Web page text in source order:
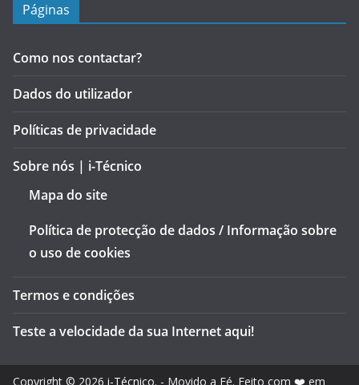
Páginas
Como nos contactar?
Dados do utilizador
Políticas de privacidade
Sobre nós | i-Técnico
Mapa do site
Política de protecção de dados / Informação sobre
o uso de cookies
Termos e condições
Teste a velocidade da sua Internet aqui!
Copyright © 2026 i-Técnico. - Movido a Fé. Feito com ❤️ em